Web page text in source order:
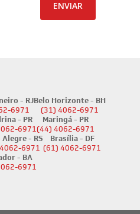
- RJ
6971
Belo Horizonte - BH
(31) 4062-6971
- PR
6971
Maringá - PR
(44) 4062-6971
- RS
6971
Brasília - DF
(61) 4062-6971
- BA
6971